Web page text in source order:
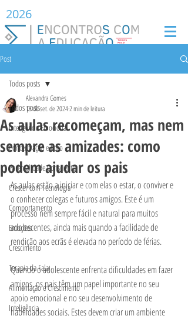
2026
Post
Todos posts
Inteligência Emocional
Concentração e Foco
Parentalidade Consciente
Crescer com Tecnologia
Comportamento
Emoções
Crescimento
Terapia da Fala
Alimentação e Crescimento
Inteligência
Todos posts
As aulas recomeçam, mas nem
sempre as amizades: como
podem ajudar os pais
Alexandra Gomes
13 de set. de 20242 min de leitura
As aulas estão a iniciar e com elas o estar, o conviver e
o conhecer colegas e futuros amigos. Este é um
processo nem sempre fácil e natural para muitos
adolescentes, ainda mais quando a facilidade de
rendição aos ecrãs é elevada no período de férias.
Quando o adolescente enfrenta dificuldades em fazer
amigos, os pais têm um papel importante no seu
apoio emocional e no seu desenvolvimento de
habilidades sociais. Estes devem criar um ambiente